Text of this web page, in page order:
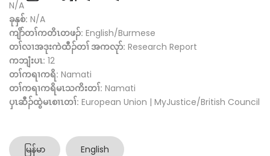
N/A
ခုနှစ်: N/A
ကျိာ်တၢ်ကတိၤတဖၣ်: English/Burmese
တၢ်လၢအဒုးကဲထီၣ်တၢ် အကလုာ်: Research Report
ကဘျံးပၤ: 12
တၢ်ကရၢကရိ: Namati
တၢ်ကရၢကရိမၤသကိးတၢ်: Namati
ပှၤဆီၣ်ထွဲမၤစၢၤတၢ်: European Union | MyJustice/British Council
မြန်မာ English